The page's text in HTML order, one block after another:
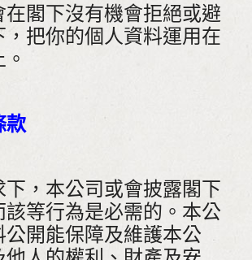
在閣下沒有機會拒絕或避
，把你的個人資料運用在
款
下，本公司或會披露閣下
該等行為是必需的。本公
公開能保障及維護本公